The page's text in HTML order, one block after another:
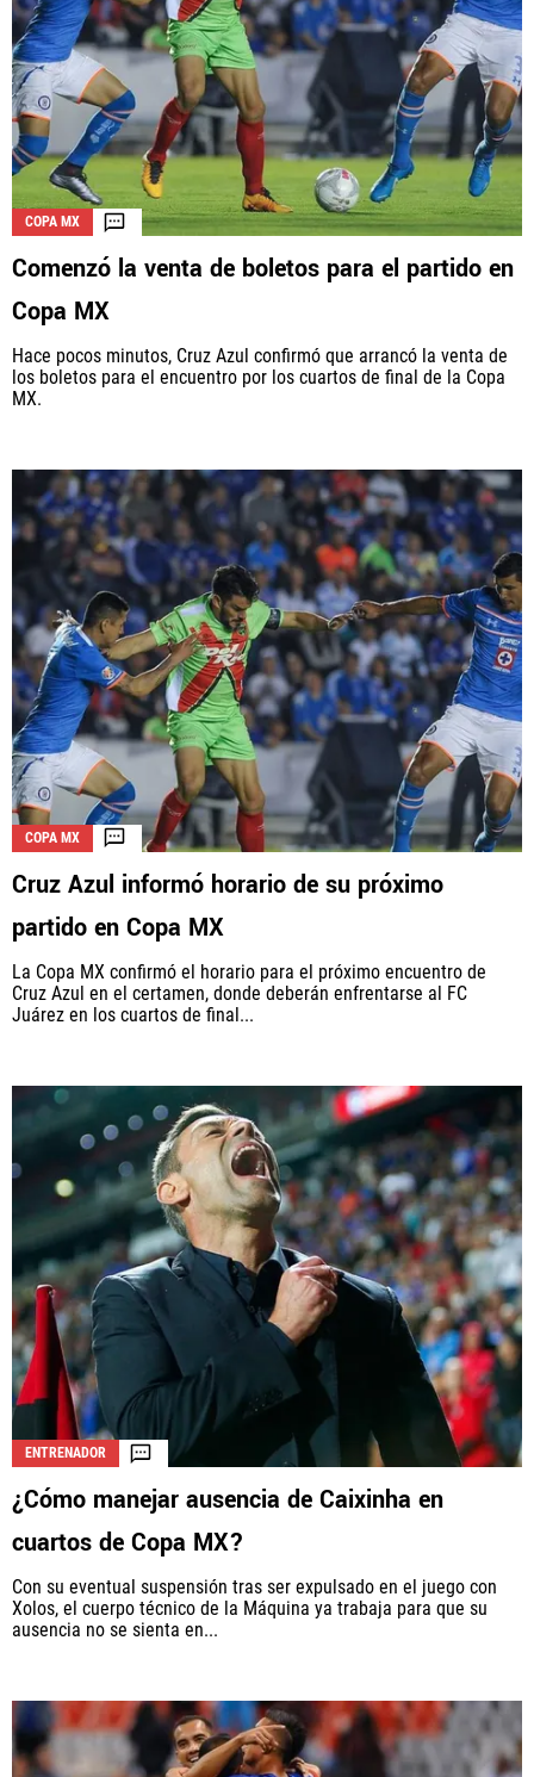
Vamos Azul, al igual que Futbol Sites, es una
compañía perteneciente a Better Collective. Todos
los derechos reservados.
La aceptación de una de las ofertas presentadas en esta página
puede dar lugar a un pago a
cómo y dónde aparecen los operadores de juego en la página y en el
orden en que aparecen, pero no influye en nuestras evaluaciones.
COPA MX
Comenzó la venta de boletos para el partido en
Copa MX
Hace pocos minutos, Cruz Azul confirmó que arrancó la venta de
los boletos para el encuentro por los cuartos de final de la Copa
MX.
COPA MX
Cruz Azul informó horario de su próximo
partido en Copa MX
La Copa MX confirmó el horario para el próximo encuentro de
Cruz Azul en el certamen, donde deberán enfrentarse al FC
Juárez en los cuartos de final...
ENTRENADOR
¿Cómo manejar ausencia de Caixinha en
cuartos de Copa MX?
Con su eventual suspensión tras ser expulsado en el juego con
Xolos, el cuerpo técnico de la Máquina ya trabaja para que su
ausencia no se sienta en...